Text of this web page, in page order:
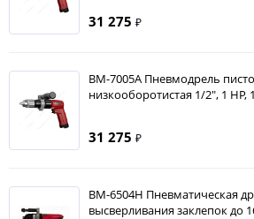
31 275 ₽
BM-7005A Пневмодрель
низкооборотистая 1/2", 1
31 275 ₽
BM-6504H Пневматическая
высверливания заклепок до